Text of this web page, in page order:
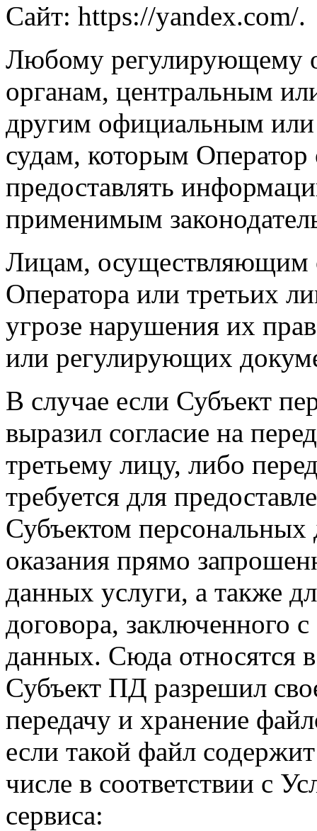
Сайт: https://yandex.com/.
Любому регулирующему
органам, центральным
другим официальным или
судам, которым Оператор
предоставлять
применимым
Лицам, осуществляющим
Оператора или третьих
угрозе нарушения их
или регулирующих
В случае если Субъект
выразил согласие на
третьему лицу, либо
требуется для
Субъектом
оказания прямо
данных услуги, а также
договора, заключенного
данных. Сюда относятся
Субъект ПД разрешил
передачу и хранение
если такой файл
числе в соответствии с
сервиса: